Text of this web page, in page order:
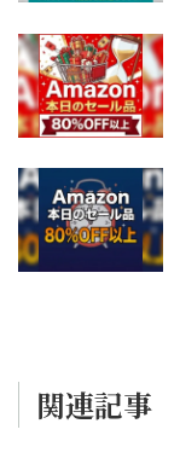
関連記事